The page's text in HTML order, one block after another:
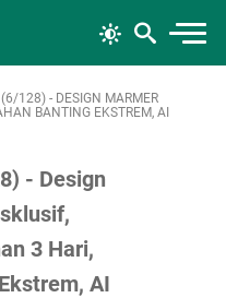
128) - DESIGN MARMER
BANTING EKSTREM, AI
- Design
3 Hari,
AI